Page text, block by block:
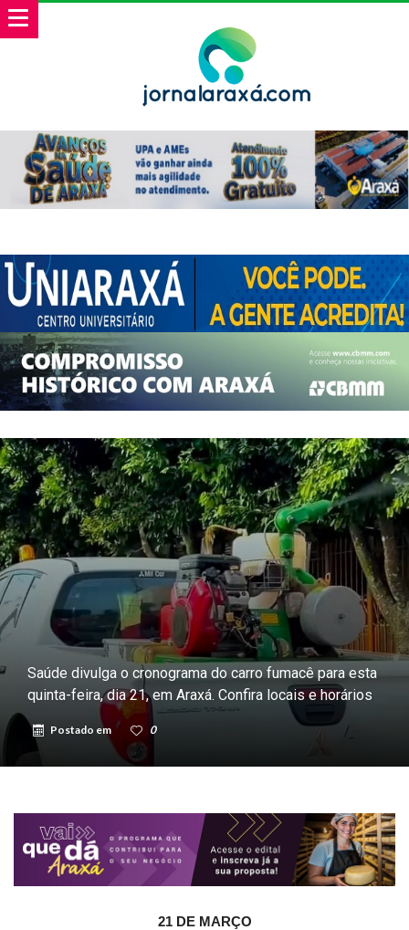
Saúde divulga o cronograma do carro fumacê para esta
quinta-feira, dia 21, em Araxá. Confira locais e horários
Postado em 0
21 DE MARÇO